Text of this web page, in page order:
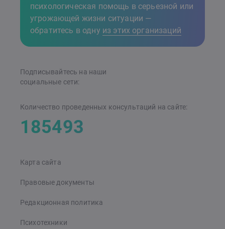
психологическая помощь в серьезной или
угрожающей жизни ситуации —
обратитесь в одну из этих организаций
Карта сайта
Правовые документы
Редакционная политика
Психотехники
Подписывайтесь на наши
cоциальные сети:
Количество проведенных консультаций на сайте:
185493